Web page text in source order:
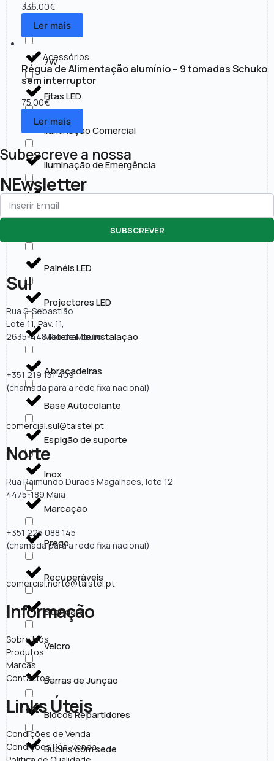
30 a 50W
7W
Fitas LED
Iluminação Comercial
Iluminação de Emergência
Iluminação Exterior
Painéis LED
Projectores LED
Material de Instalação
Abraçadeiras
Base Autocolante
Espigão de suporte
Inox
Marcação
Prego
Recuperáveis
Standard
Velcro
Barras de Junção
Blocos Repartidores
Bucins com sede
336.00€
Ler mais
Acessórios
Régua de Alimentação alumínio – 9 tomadas Schuko
sem interruptor
75.00€
Ler mais
Subescreve a nossa
NEwsletter
SUBSCREVER
Sul
Rua S. Sebastião
Lote 11, Pav. 11,
2635-448 Rio de Mouro
+351 219 151 409
(chamada para a rede fixa nacional)
comercial.sul@taistel.pt
Norte
Rua Raimundo Durães Magalhães, lote 12
4475-189 Maia
+351 225 088 145
(chamada para a rede fixa nacional)
comercial.norte@taistel.pt
Informação
Sobre Nós
Produtos
Marcas
Contactos
Links Úteis
Condições de Venda
Condições Pós-venda